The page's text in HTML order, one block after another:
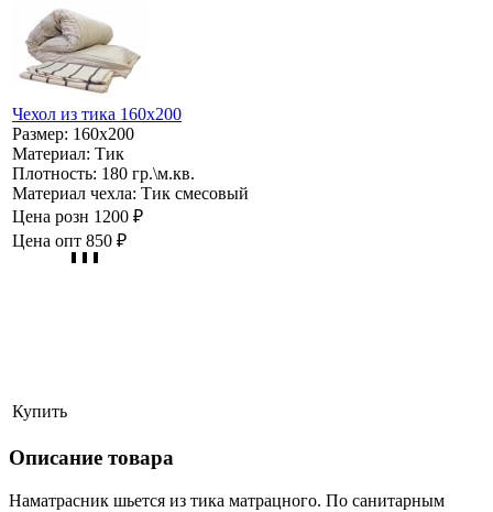
Чехол из тика 160х200
Размер: 160х200
Материал: Тик
Плотность: 180 гр.\м.кв.
Материал чехла: Тик смесовый
Цена розн 1200 ₽
Цена опт 850 ₽
Купить
Описание товара
Наматрасник шьется из тика матрацного. По санитарным